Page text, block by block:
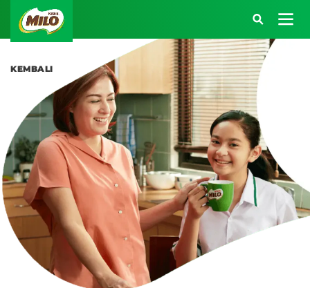
Main navigation
Atau kunjungi halaman berikut:
SARAPAN BERENERGI
BEKAL BERENERGI
KREASI RESEP
Masuk Akun MILO
KEMBALI